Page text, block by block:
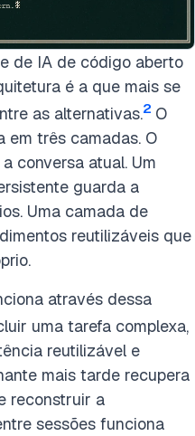
de IA de código aberto
é a que mais se
as alternativas.2 O
em três camadas. O
conversa atual. Um
guarda a
Uma camada de
reutilizáveis que
através dessa
uma tarefa complexa,
reutilizável e
mais tarde recupera
reconstruir a
sessões funciona